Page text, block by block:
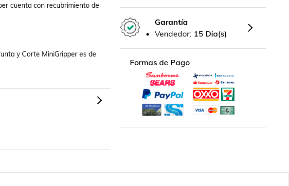
cuenta con recubrimiento de
y Corte MiniGripper es de
Garantía
Vendedor: 15 Día(s)
Formas de Pago